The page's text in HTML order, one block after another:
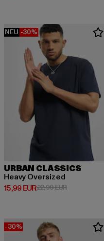
NEU -30%
URBAN CLASSICS
Heavy Oversized
15,99 EUR
Derzeitiger Preis: 15,99 EUR
22,99 EUR
-30%